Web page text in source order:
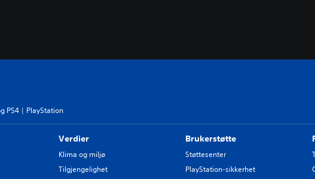
PS4 | PlayStation
Verdier
Klima og miljø
Tilgjengelighet
Brukerstøtte
Støttesenter
PlayStation-sikkerhet